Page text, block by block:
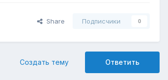
Share Подписчики 0
Ответить
Создать тему